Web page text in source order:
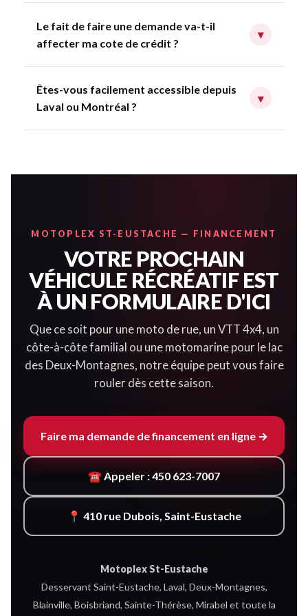
Le fait de faire une demande va-t-il
affecter ma cote de crédit ?
▾
Êtes-vous facilement accessible depuis
Laval ou Montréal ?
▾
MOTOPLEX ST-EUSTACHE — FINANCEMENT
VOTRE PROCHAIN
VÉHICULE RÉCRÉATIF EST
À UN FORMULAIRE D'ICI
Que ce soit pour une moto de rue, un VTT 4x4, un
côte-à-côte familial ou une motomarine pour le lac
des Deux-Montagnes, notre équipe peut vous faire
rouler dès cette saison.
Faire ma demande de financement en ligne →
☎ Appeler : 450 623-7007
📍 410 rue Dubois, Saint-Eustache
Motoplex St-Eustache
Desservant Saint-Eustache, Laval, Deux-Montagnes,
Blainville, Boisbriand, Sainte-Thérèse, Mirabel et toute la